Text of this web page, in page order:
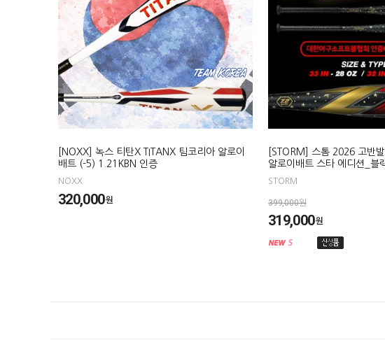
[NOXX] 녹스 티탄X TITANX 팀코리아 알로이
배트 (-5) 1.21KBN 인증
NOXX
320,000원
[STORM] 스톰 2026 고반
알로이배트 스타 에디션_블
STORM
399,000원
319,000원